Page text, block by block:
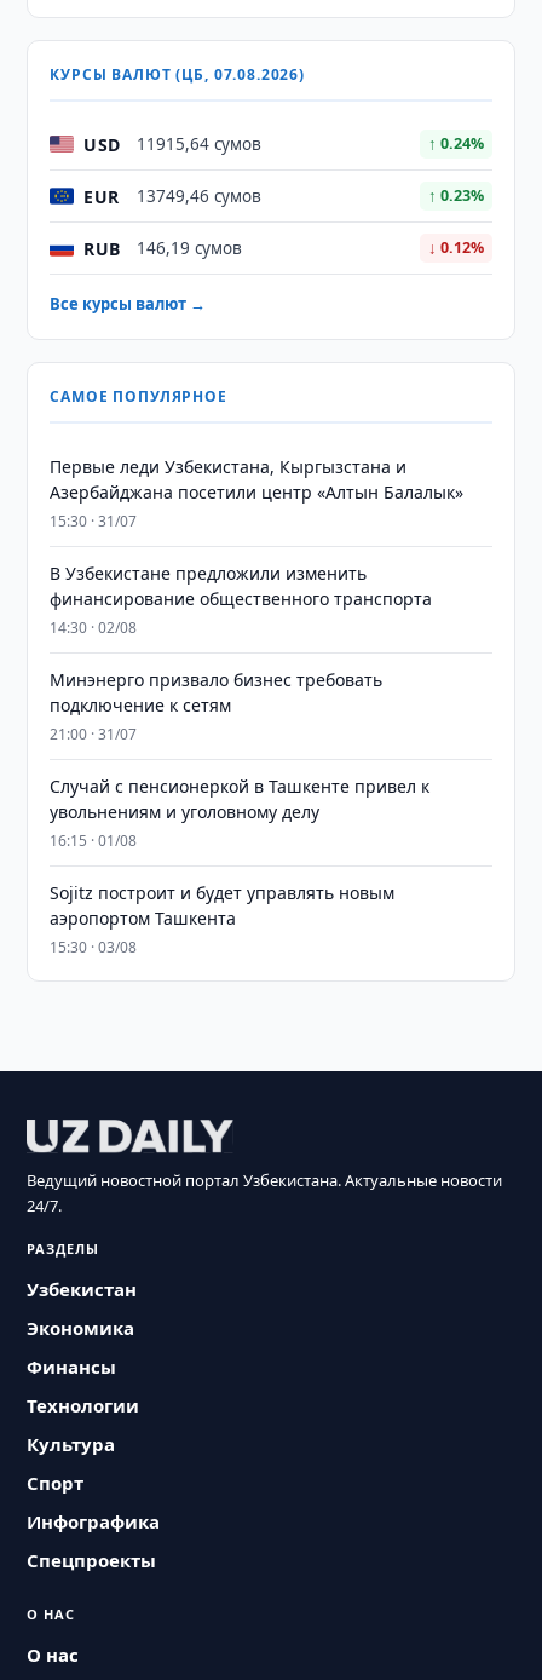
КУРСЫ ВАЛЮТ (ЦБ, 07.08.2026)
USD 11915,64 сумов ↑ 0.24%
EUR 13749,46 сумов ↑ 0.23%
RUB 146,19 сумов ↓ 0.12%
Все курсы валют →
САМОЕ ПОПУЛЯРНОЕ
Первые леди Узбекистана, Кыргызстана и
Азербайджана посетили центр «Алтын Балалык»
15:30 · 31/07
В Узбекистане предложили изменить
финансирование общественного транспорта
14:30 · 02/08
Минэнерго призвало бизнес требовать
подключение к сетям
21:00 · 31/07
Случай с пенсионеркой в Ташкенте привел к
увольнениям и уголовному делу
16:15 · 01/08
Sojitz построит и будет управлять новым
аэропортом Ташкента
15:30 · 03/08
Ведущий новостной портал Узбекистана. Актуальные новости
24/7.
РАЗДЕЛЫ
Узбекистан
Экономика
Финансы
Технологии
Культура
Спорт
Инфографика
Спецпроекты
О НАС
О нас